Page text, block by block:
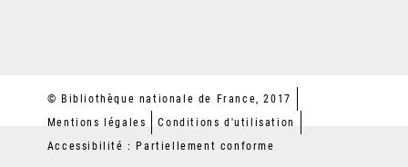
© Bibliothèque nationale de France, 2017
Mentions légales
Conditions d'utilisation
Accessibilité : Partiellement conforme